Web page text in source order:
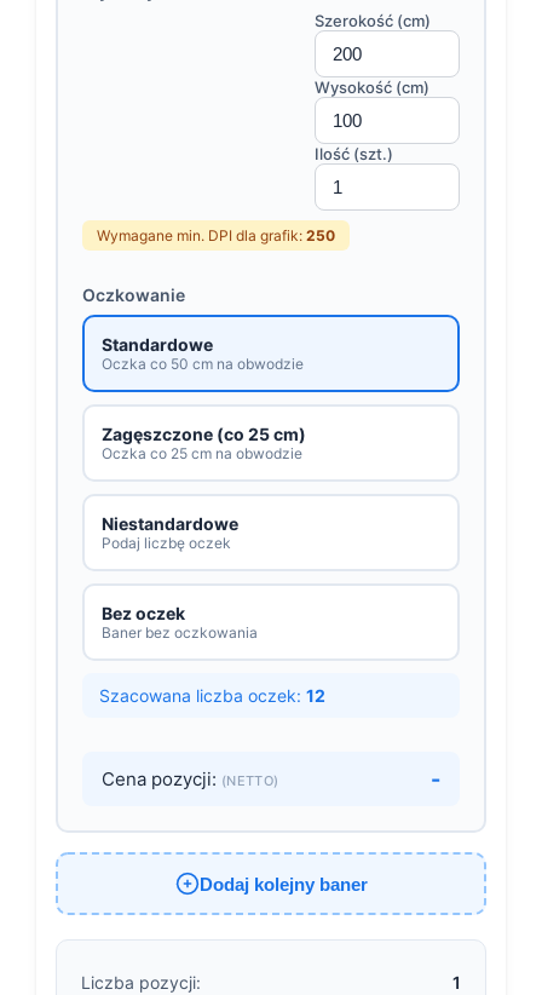
Szerokość (cm)
Wysokość (cm)
Ilość (szt.)
Wymagane min. DPI dla grafik: 250
Oczkowanie
Standardowe
Oczka co 50 cm na obwodzie
Zagęszczone (co 25 cm)
Oczka co 25 cm na obwodzie
Niestandardowe
Podaj liczbę oczek
Bez oczek
Baner bez oczkowania
Szacowana liczba oczek: 12
Cena pozycji: (NETTO) -
Dodaj kolejny baner
Liczba pozycji:
1